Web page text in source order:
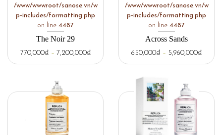
/www/wwwroot/sanose.vn/w
p-includes/formatting.php
on line 4487
The Noir 29
770,000₫ – 7,200,000₫
/www/wwwroot/sanose.vn/w
p-includes/formatting.php
on line 4487
Across Sands
650,000₫ – 5,960,000₫